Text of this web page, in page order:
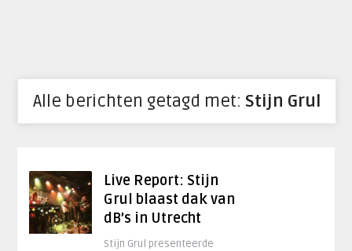
Alle berichten getagd met: Stijn Grul
Live Report: Stijn
Grul blaast dak van
dB’s in Utrecht
Stijn Grul presenteerde